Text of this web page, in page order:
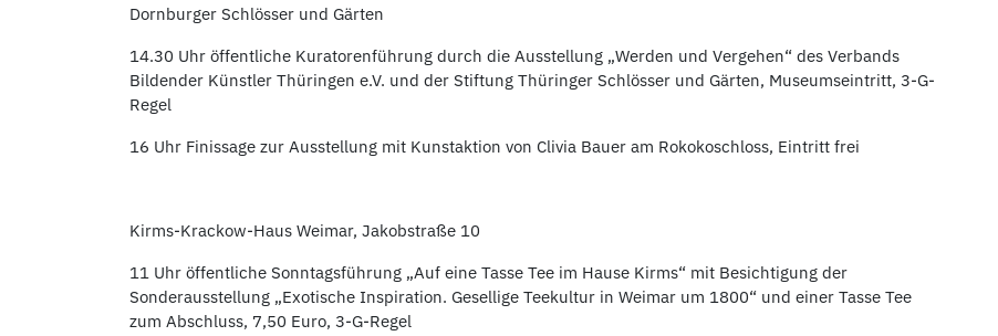
Dornburger Schlösser und Gärten
14.30 Uhr öffentliche Kuratorenführung durch die Ausstellung „Werden und Vergehen“ des Verbands
Bildender Künstler Thüringen e.V. und der Stiftung Thüringer Schlösser und Gärten, Museumseintritt, 3-G-
Regel
16 Uhr Finissage zur Ausstellung mit Kunstaktion von Clivia Bauer am Rokokoschloss, Eintritt frei
Kirms-Krackow-Haus Weimar, Jakobstraße 10
11 Uhr öffentliche Sonntagsführung „Auf eine Tasse Tee im Hause Kirms“ mit Besichtigung der
Sonderausstellung „Exotische Inspiration. Gesellige Teekultur in Weimar um 1800“ und einer Tasse Tee
zum Abschluss, 7,50 Euro, 3-G-Regel